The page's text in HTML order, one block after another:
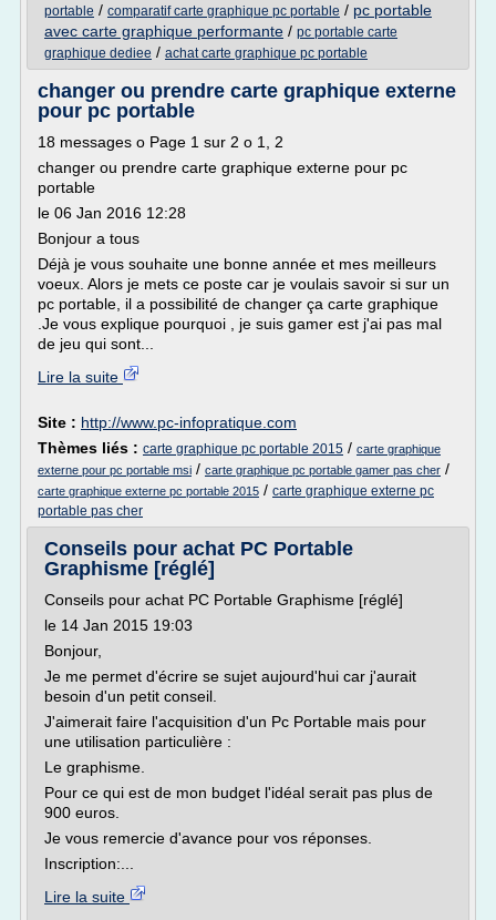
portable / comparatif carte graphique pc portable / pc portable
avec carte graphique performante / pc portable carte
graphique dediee / achat carte graphique pc portable
changer ou prendre carte graphique externe
pour pc portable
18 messages o Page 1 sur 2 o 1, 2
changer ou prendre carte graphique externe pour pc
portable
le 06 Jan 2016 12:28
Bonjour a tous
Déjà je vous souhaite une bonne année et mes meilleurs
voeux. Alors je mets ce poste car je voulais savoir si sur un
pc portable, il a possibilité de changer ça carte graphique
.Je vous explique pourquoi , je suis gamer est j'ai pas mal
de jeu qui sont...
Lire la suite
Site : http://www.pc-infopratique.com
Thèmes liés : carte graphique pc portable 2015 / carte graphique
externe pour pc portable msi / carte graphique pc portable gamer pas cher /
carte graphique externe pc portable 2015 / carte graphique externe pc
portable pas cher
Conseils pour achat PC Portable
Graphisme [réglé]
Conseils pour achat PC Portable Graphisme [réglé]
le 14 Jan 2015 19:03
Bonjour,
Je me permet d'écrire se sujet aujourd'hui car j'aurait
besoin d'un petit conseil.
J'aimerait faire l'acquisition d'un Pc Portable mais pour
une utilisation particulière :
Le graphisme.
Pour ce qui est de mon budget l'idéal serait pas plus de
900 euros.
Je vous remercie d'avance pour vos réponses.
Inscription:...
Lire la suite